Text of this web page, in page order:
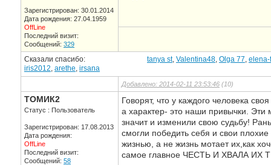
Зарегистрирован: 30.01.2014
Дата рождения: 27.04.1959
OffLine
Последний визит:
Сообщений: 329
Сказали спасибо: tanya st, Valentina48, Olga 77, elena-
iris2012, arethe, irsana
Добавлено: 2014-02-11 23:53:46 (10)
ТОМИК2
Статус : Пользователь
Зарегистрирован: 17.08.2013
Дата рождения:
OffLine
Последний визит:
Сообщений: 58
Говорят, что у каждого человека
а характер- это наши привычки.
значит и изменили свою судьбу!
смогли победить себя и свои
жизнью, а не жизнь мотает их,как
самое главное ЧЕСТЬ И ХВАЛА